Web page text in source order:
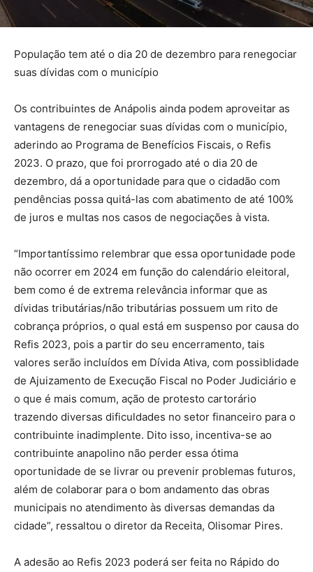
População tem até o dia 20 de dezembro para renegociar
suas dívidas com o município
Os contribuintes de Anápolis ainda podem aproveitar as
vantagens de renegociar suas dívidas com o município,
aderindo ao Programa de Benefícios Fiscais, o Refis
2023. O prazo, que foi prorrogado até o dia 20 de
dezembro, dá a oportunidade para que o cidadão com
pendências possa quitá-las com abatimento de até 100%
de juros e multas nos casos de negociações à vista.
“Importantíssimo relembrar que essa oportunidade pode
não ocorrer em 2024 em função do calendário eleitoral,
bem como é de extrema relevância informar que as
dívidas tributárias/não tributárias possuem um rito de
cobrança próprios, o qual está em suspenso por causa do
Refis 2023, pois a partir do seu encerramento, tais
valores serão incluídos em Dívida Ativa, com possiblidade
de Ajuizamento de Execução Fiscal no Poder Judiciário e
o que é mais comum, ação de protesto cartorário
trazendo diversas dificuldades no setor financeiro para o
contribuinte inadimplente. Dito isso, incentiva-se ao
contribuinte anapolino não perder essa ótima
oportunidade de se livrar ou prevenir problemas futuros,
além de colaborar para o bom andamento das obras
municipais no atendimento às diversas demandas da
cidade”, ressaltou o diretor da Receita, Olisomar Pires.
A adesão ao Refis 2023 poderá ser feita no Rápido do